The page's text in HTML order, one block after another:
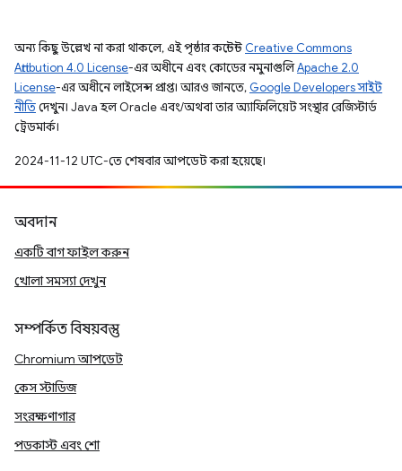
অন্য কিছু উল্লেখ না করা থাকলে, এই পৃষ্ঠার কন্টেন্ট Creative Commons
Attribution 4.0 License-এর অধীনে এবং কোডের নমুনাগুলিApache 2.0
License-এর অধীনে লাইসেন্স প্রাপ্ত। আরও জানতে, Google Developers সাইট
নীতিদেখুন। Java হল Oracle এবং/অথবা তার অ্যাফিলিয়েট সংস্থার রেজিস্টার্ড
ট্রেডমার্ক।
2024-11-12 UTC-তে শেষবার আপডেট করা হয়েছে।
অবদান
একটি বাগ ফাইল করুন
খোলা সমস্যা দেখুন
সম্পর্কিত বিষয়বস্তু
Chromium আপডেট
কেস স্টাডিজ
সংরক্ষণাগার
পডকাস্ট এবং শো